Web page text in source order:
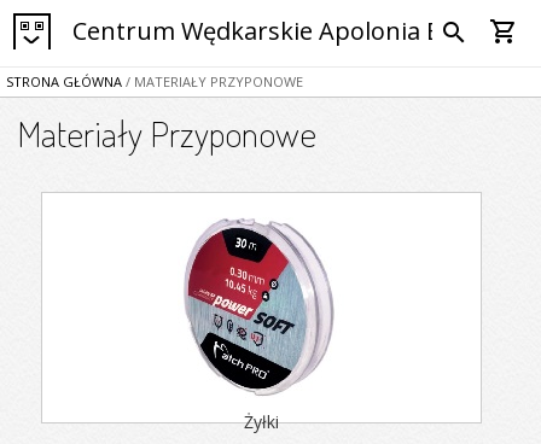
Centrum Wędkarskie Apolonia Bytom
search shopping_cart
STRONA GŁÓWNA / MATERIAŁY PRZYPONOWE
Materiały Przyponowe
Żyłki